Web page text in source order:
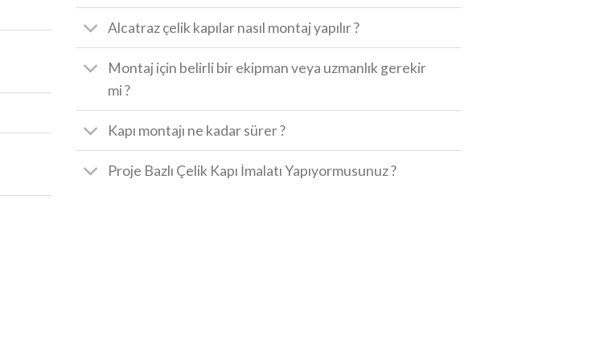
Alcatraz çelik kapılar nasıl montaj yapılır ?
Montaj için belirli bir ekipman veya uzmanlık gerekir
mi ?
Kapı montajı ne kadar sürer ?
Proje Bazlı Çelik Kapı İmalatı Yapıyormusunuz ?